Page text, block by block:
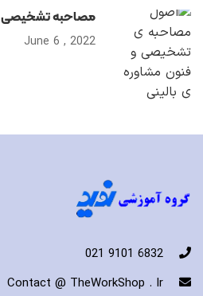
مصاحبه تشخیصی
2022 , June 6
6832 9101 021
Contact @ TheWorkShop . Ir